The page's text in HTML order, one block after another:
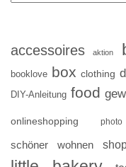
accessoires aktion
booklove box clothing
DIY-Anleitung food
onlineshopping photo
schöner wohnen